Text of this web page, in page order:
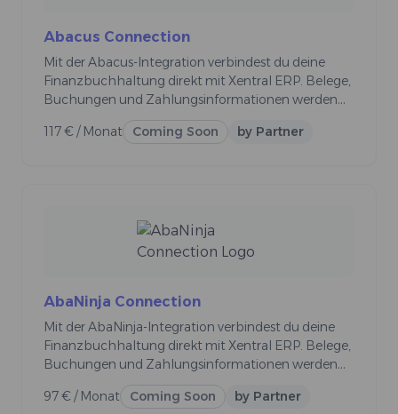
Abacus Connection
Mit der Abacus-Integration verbindest du deine
Finanzbuchhaltung direkt mit Xentral ERP. Belege,
Buchungen und Zahlungsinformationen werden
Schnittstellen oder doppelte Datenpflege. So
117 € / Monat Coming Soon by Partner
AbaNinja Connection
Mit der AbaNinja-Integration verbindest du deine
Finanzbuchhaltung direkt mit Xentral ERP. Belege,
Buchungen und Zahlungsinformationen werden
Schnittstellen oder doppelte Datenpflege. So
97 € / Monat Coming Soon by Partner